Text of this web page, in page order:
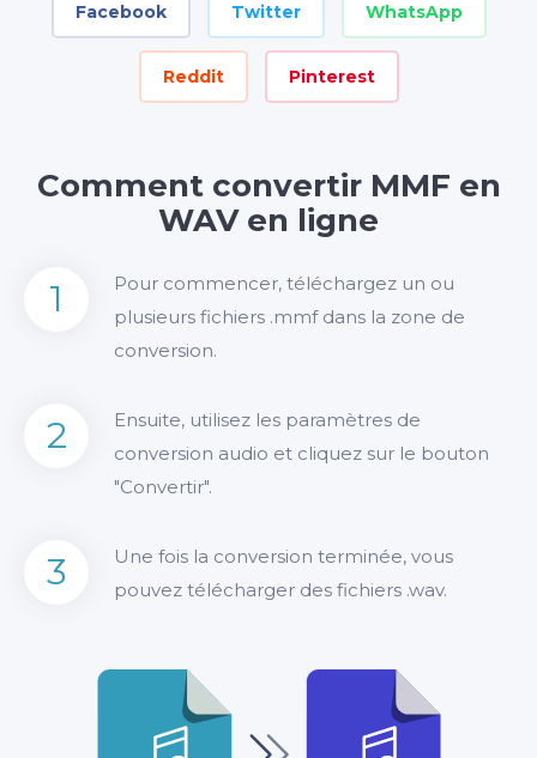
Facebook Twitter WhatsApp
Reddit Pinterest
Comment convertir MMF en
WAV en ligne
1
Pour commencer, téléchargez un ou
plusieurs fichiers .mmf dans la zone de
conversion.
2
Ensuite, utilisez les paramètres de
conversion audio et cliquez sur le bouton
"Convertir".
3
Une fois la conversion terminée, vous
pouvez télécharger des fichiers .wav.